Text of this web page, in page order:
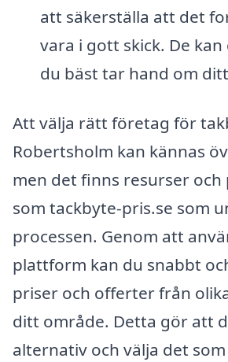
att säkerställa att det
vara i gott skick. De
du bäst tar hand om
Att välja rätt företag för
Robertsholm kan kännas
men det finns resurser
som tackbyte-pris.se som
processen. Genom att
plattform kan du snabbt
priser och offerter från
ditt område. Detta gör att
alternativ och välja det